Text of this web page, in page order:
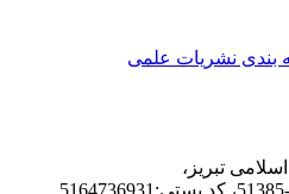
بندی نشریات علمی
تبریز،